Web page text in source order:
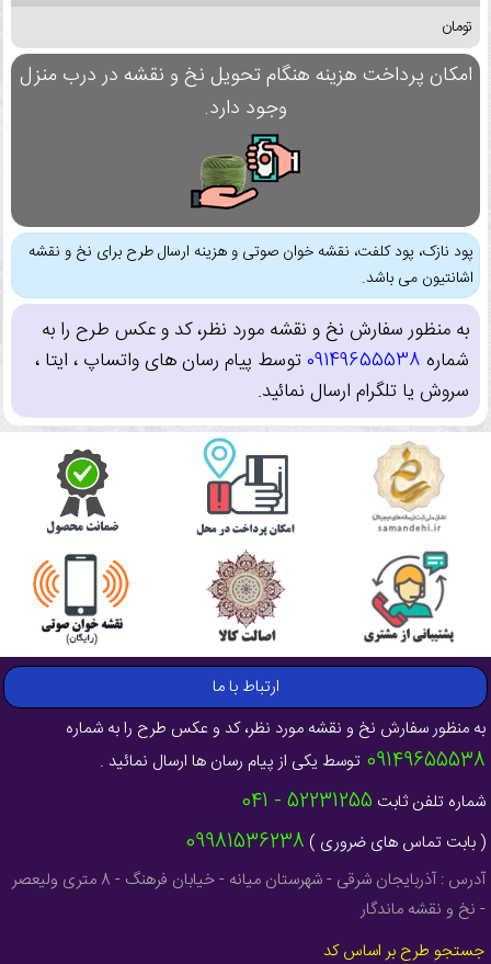
تومان
امکان پرداخت هزینه هنگام تحویل نخ و نقشه در درب منزل
وجود دارد.
پود نازک، پود کلفت، نقشه خوان صوتی و هزینه ارسال طرح برای نخ و نقشه
اشانتیون می باشد.
به منظور سفارش نخ و نقشه مورد نظر، کد و عکس طرح را به
شماره 09149655538توسط پیام رسان های واتساپ ، ایتا ،
سروش یا تلگرام ارسال نمائید.
ارتباط با ما
به منظور سفارش نخ و نقشه مورد نظر، کد و عکس طرح را به شماره
09149655538 توسط یکی از پیام رسان ها ارسال نمائید .
شماره تلفن ثابت 52231255 - 041
( بابت تماس های ضروری ) 09981536238
آدرس : آذربایجان شرقی - شهرستان میانه - خیابان فرهنگ - 8 متری ولیعصر
- نخ و نقشه ماندگار
جستجو طرح بر اساس کد